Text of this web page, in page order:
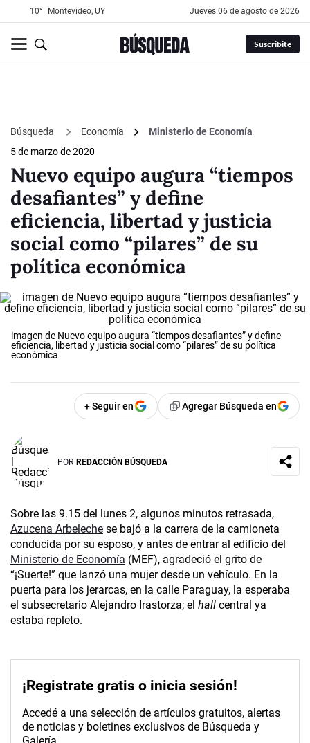
10° Montevideo, UY jueves 06 de agosto de 2026
Suscribite
Búsqueda Economía
Ministerio de Economía
5 de marzo de 2020
Nuevo equipo augura “tiempos
desafiantes” y define
eficiencia, libertad y justicia
social como “pilares” de su
política económica
imagen de Nuevo equipo augura “tiempos desafiantes” y define
eficiencia, libertad y justicia social como “pilares” de su política
económica
+ Seguir en Agregar Búsqueda en
POR REDACCIÓN BÚSQUEDA
Sobre las 9.15 del lunes 2, algunos minutos retrasada,
Azucena Arbeleche se bajó a la carrera de la camioneta
conducida por su esposo, y antes de entrar al edificio del
Ministerio de Economía (MEF), agradeció el grito de
“¡Suerte!” que lanzó una mujer desde un vehículo. En la
puerta para los jerarcas, en la calle Paraguay, la esperaba
el subsecretario Alejandro Irastorza; el hall central ya
estaba repleto.
¡Registrate gratis o inicia sesión!
Accedé a una selección de artículos gratuitos, alertas
de noticias y boletines exclusivos de Búsqueda y